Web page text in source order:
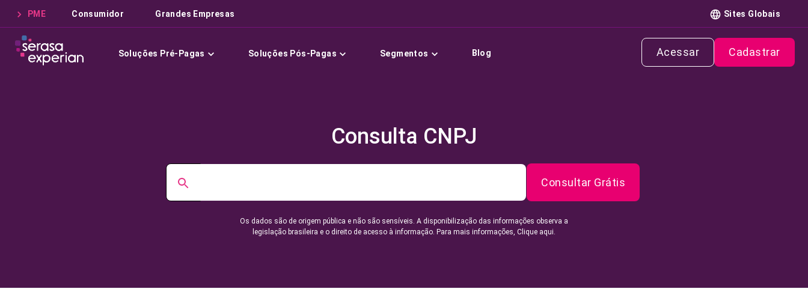
PME Consumidor Grandes Empresas Sites Globais
Soluções Pré-Pagas Soluções Pós-Pagas Segmentos Blog Acessar Cadastrar
Consulta CNPJ
Consultar Grátis
Os dados são de origem pública e não são sensíveis. A disponibilização das informações observa a
legislação brasileira e o direito de acesso à informação. Para mais informações, Clique aqui.